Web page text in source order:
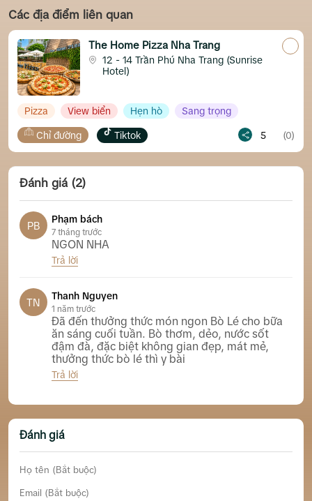
Các địa điểm liên quan
The Home Pizza Nha Trang
12 - 14 Trần Phú Nha Trang (Sunrise
Hotel)
biển Hẹn hò Sang trọng
Tiktok Chỉ đường
Đánh giá (2)
PB
Phạm bách
7 tháng trước
NGON NHA
Trả lời
TN
Thanh Nguyen
1 năm trước
Đã đến thưởng thức món ngon Bò Lé cho bữa
ăn sáng cuối tuần. Bò thơm, dẻo, nước sốt
đậm đà, đặc biệt không gian đẹp, mát mẻ,
thưởng thức bò lé thì y bài
Trả lời
Đánh giá